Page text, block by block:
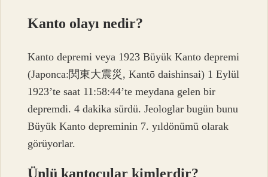
Kanto olayı nedir?
Kanto depremi veya 1923 Büyük Kanto depremi
(Japonca:関東大震災, Kantō daishinsai) 1 Eylül
1923’te saat 11:58:44’te meydana gelen bir
depremdi. 4 dakika sürdü. Jeologlar bugün bunu
Büyük Kanto depreminin 7. yıldönümü olarak
görüyorlar.
Ünlü kantocular kimlerdir?